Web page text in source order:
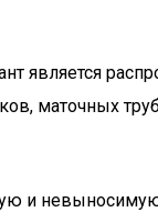
является
маточных
и